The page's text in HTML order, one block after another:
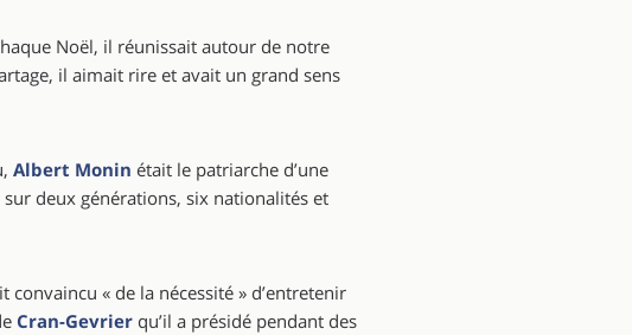
Noël, il réunissait autour de notre
il aimait rire et avait un grand sens
Albert Monin était le patriarche d’une
deux générations, six nationalités et
« de la nécessité » d’entretenir
Cran-Gevrier qu’il a présidé pendant des